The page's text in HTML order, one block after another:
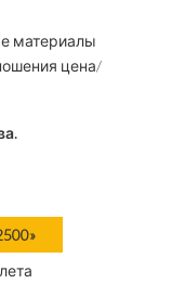
материалы
цена/